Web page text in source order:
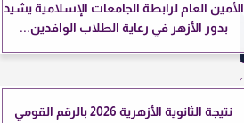
الأمين العام لرابطة الجامعات الإسلامية يشيد
بدور الأزهر في رعاية الطلاب الوافدين...
نتيجة الثانوية الأزهرية 2026 بالرقم القومي